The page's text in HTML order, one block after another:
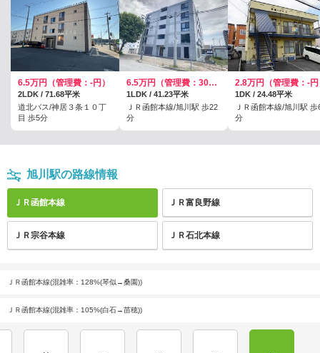
6.5万円（管理費：-円）
2LDK / 71.68平米
道北バス/神居３条１０丁
目 歩5分
6.5万円（管理費：3000円）
1LDK / 41.23平米
ＪＲ函館本線/旭川駅 歩22
分
2.8万円（管理費：-
1DK / 24.48平米
ＪＲ函館本線/旭川駅 歩
分
旭川駅の路線情報
ＪＲ函館本線 ＪＲ富良野線
ＪＲ宗谷本線 ＪＲ石北本線
ＪＲ函館本線(混雑率：128%(琴似→桑園))
ＪＲ函館本線(混雑率：105%(白石→苗穂))